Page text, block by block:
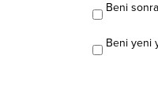
Beni
Beni yeni